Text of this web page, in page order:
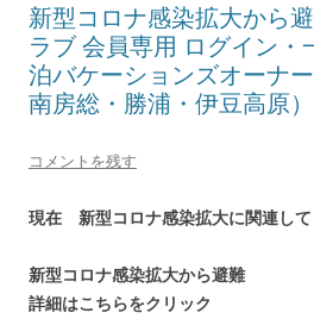
新型コロナ感染拡大から
ラブ 会員専用 ログイン・
泊バケーションズオーナ
南房総・勝浦・伊豆高原）
コメントを残す
現在 新型コロナ感染拡大に関連し
新型コロナ感染拡大から避難
詳細はこちらをクリック